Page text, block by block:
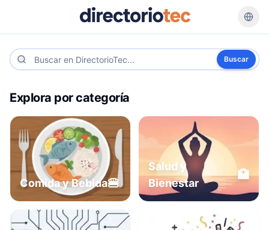
Buscar
Explora por categoría
Comida y Bebida🍔
Salud y
Bienestar
🏥